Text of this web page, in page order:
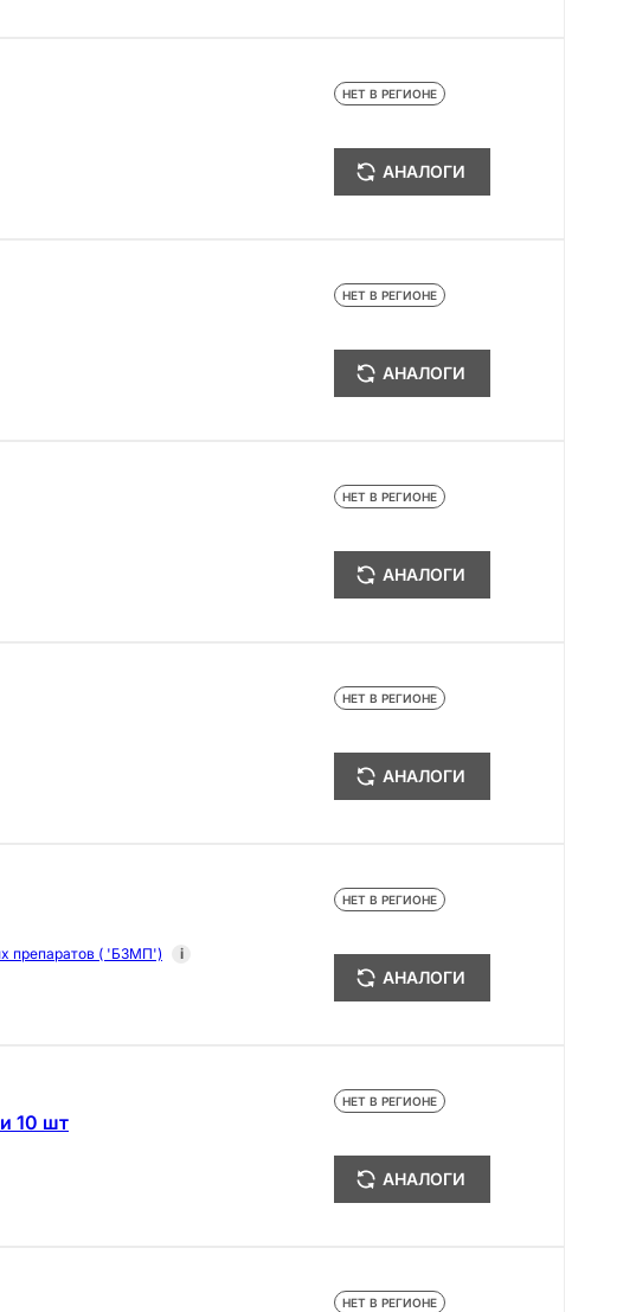
НЕТ В РЕГИОНЕ
АНАЛОГИ
НЕТ В РЕГИОНЕ
АНАЛОГИ
НЕТ В РЕГИОНЕ
АНАЛОГИ
НЕТ В РЕГИОНЕ
АНАЛОГИ
препаратов ( 'БЗМП')
i
НЕТ В РЕГИОНЕ
АНАЛОГИ
10 шт
НЕТ В РЕГИОНЕ
АНАЛОГИ
НЕТ В РЕГИОНЕ